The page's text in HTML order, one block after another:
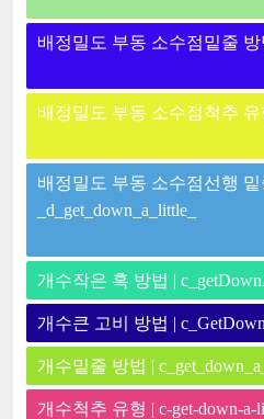
배정밀도 부동 소수점밑줄 방
배정밀도 부동 소수점척추 유
배정밀도 부동 소수점선행 밑
_d_get_down_a_little_
개수작은 혹 방법 |
개수큰 고비 방법 |
개수밑줄 방법 |
개수척추 유형 | c-get-down-a-